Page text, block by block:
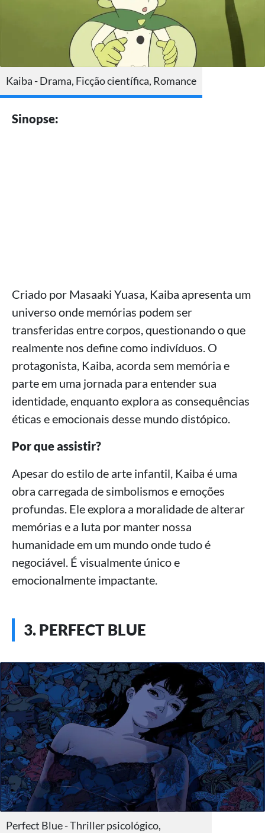
Kaiba - Drama, Ficção científica, Romance
Sinopse:
Criado por Masaaki Yuasa, Kaiba apresenta um
universo onde memórias podem ser
transferidas entre corpos, questionando o que
realmente nos define como indivíduos. O
protagonista, Kaiba, acorda sem memória e
parte em uma jornada para entender sua
identidade, enquanto explora as consequências
éticas e emocionais desse mundo distópico.
Por que assistir?
Apesar do estilo de arte infantil, Kaiba é uma
obra carregada de simbolismos e emoções
profundas. Ele explora a moralidade de alterar
memórias e a luta por manter nossa
humanidade em um mundo onde tudo é
negociável. É visualmente único e
emocionalmente impactante.
3. PERFECT BLUE
Perfect Blue - Thriller psicológico,